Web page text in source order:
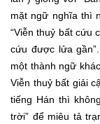
mặt ngữ nghĩa thì
“Viễn thuỷ bất cứu
cứu được lửa
một thành ngữ
Viễn thuỷ bất giải
tiếng Hán thì
trời” để miêu tả